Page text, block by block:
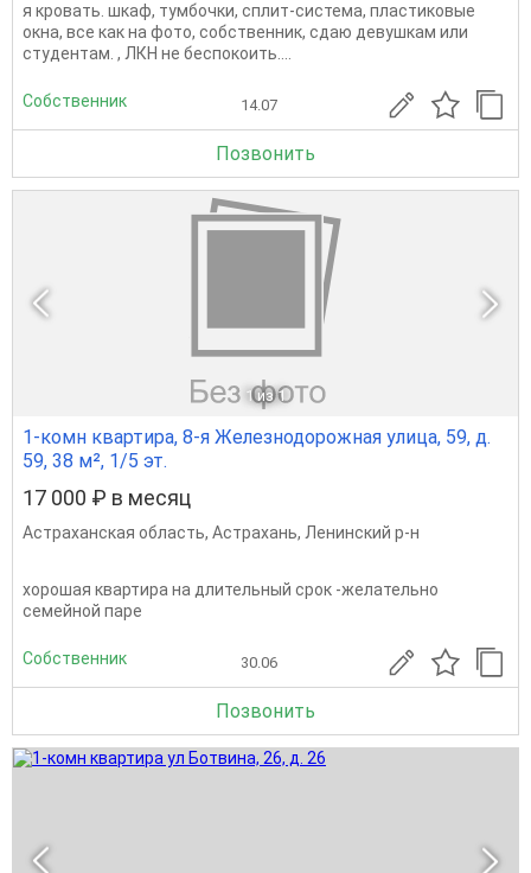
я кровать. шкаф, тумбочки, сплит-система, пластиковые
окна, все как на фото, собственник, сдаю девушкам или
студентам. , ЛКН не беспокоить....
Собственник 14.07
Позвонить
1 из 1
1-комн квартира, 8-я Железнодорожная улица, 59, д.
59, 38 м², 1/5 эт.
17 000 ₽ в месяц
Астраханская область, Астрахань, Ленинский р-н
хорошая квартира на длительный срок -желательно
семейной паре
Собственник 30.06
Позвонить